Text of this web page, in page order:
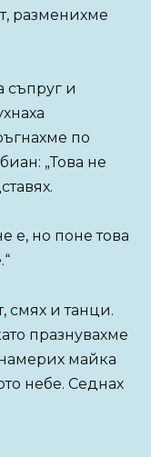
разменихме
съпруг и
по
„Това не
е, но поне това
смях и танци.
празнувахме
майка
небе. Седнах